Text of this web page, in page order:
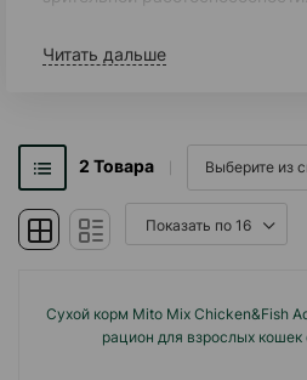
Домашние животные, которые
наилучшим образом.
Бег, прыжки, игры или охота
полноценно функционирующих
здоровых подушечек лап.
Читать дальше
2 Товара
Сухой корм Mito Mix Chicken&Fish
рацион для взрослых